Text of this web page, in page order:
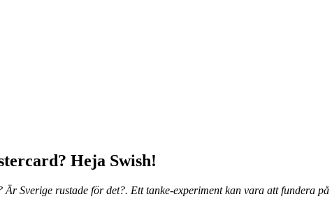
Heja Swish!
Sverige rustade för det?. Ett tanke-experiment kan vara att fundera